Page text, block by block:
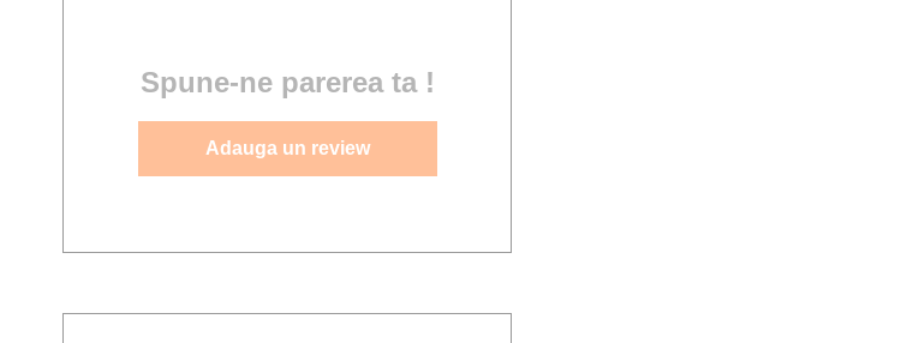
Spune-ne parerea ta !
Adauga un review